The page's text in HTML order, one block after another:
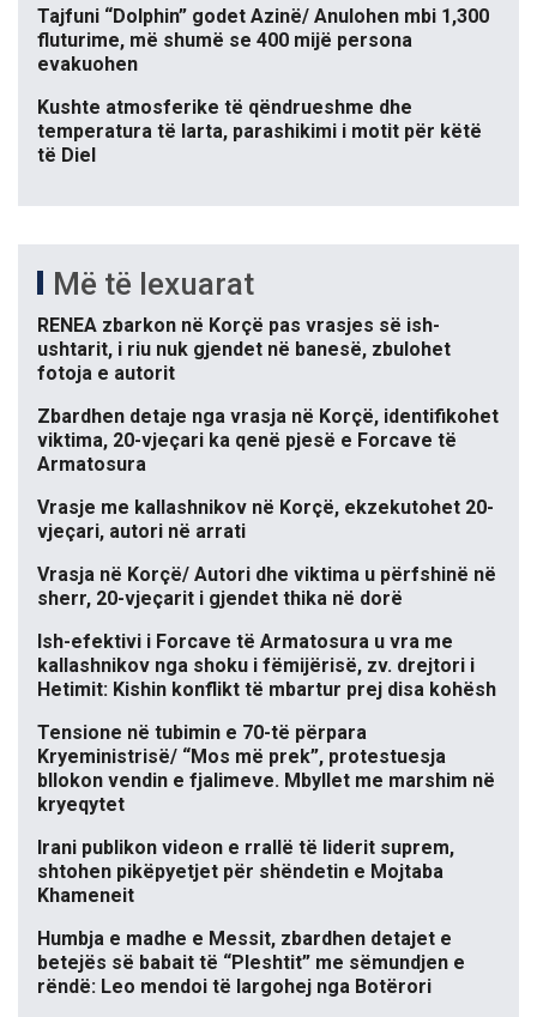
Tajfuni “Dolphin” godet Azinë/ Anulohen mbi 1,300
fluturime, më shumë se 400 mijë persona
evakuohen
Kushte atmosferike të qëndrueshme dhe
temperatura të larta, parashikimi i motit për këtë
të Diel
Më të lexuarat
RENEA zbarkon në Korçë pas vrasjes së ish-
ushtarit, i riu nuk gjendet në banesë, zbulohet
fotoja e autorit
Zbardhen detaje nga vrasja në Korçë, identifikohet
viktima, 20-vjeçari ka qenë pjesë e Forcave të
Armatosura
Vrasje me kallashnikov në Korçë, ekzekutohet 20-
vjeçari, autori në arrati
Vrasja në Korçë/ Autori dhe viktima u përfshinë në
sherr, 20-vjeçarit i gjendet thika në dorë
Ish-efektivi i Forcave të Armatosura u vra me
kallashnikov nga shoku i fëmijërisë, zv. drejtori i
Hetimit: Kishin konflikt të mbartur prej disa kohësh
Tensione në tubimin e 70-të përpara
Kryeministrisë/ “Mos më prek”, protestuesja
bllokon vendin e fjalimeve. Mbyllet me marshim në
kryeqytet
Irani publikon videon e rrallë të liderit suprem,
shtohen pikëpyetjet për shëndetin e Mojtaba
Khameneit
Humbja e madhe e Messit, zbardhen detajet e
betejës së babait të “Pleshtit” me sëmundjen e
rëndë: Leo mendoi të largohej nga Botërori